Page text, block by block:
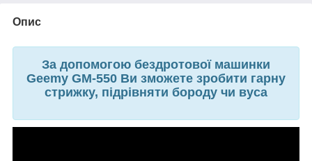
Опис
За допомогою бездротової машинки
Geemy GM-550 Ви зможете зробити гарну
стрижку, підрівняти бороду чи вуса